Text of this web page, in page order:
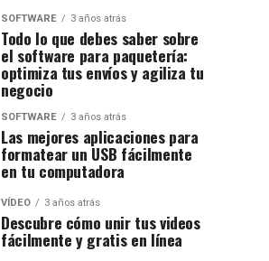
SOFTWARE 3 años atrás
Todo lo que debes saber sobre
el software para paquetería:
optimiza tus envíos y agiliza tu
negocio
SOFTWARE 3 años atrás
Las mejores aplicaciones para
formatear un USB fácilmente
en tu computadora
VÍDEO 3 años atrás
Descubre cómo unir tus videos
fácilmente y gratis en línea